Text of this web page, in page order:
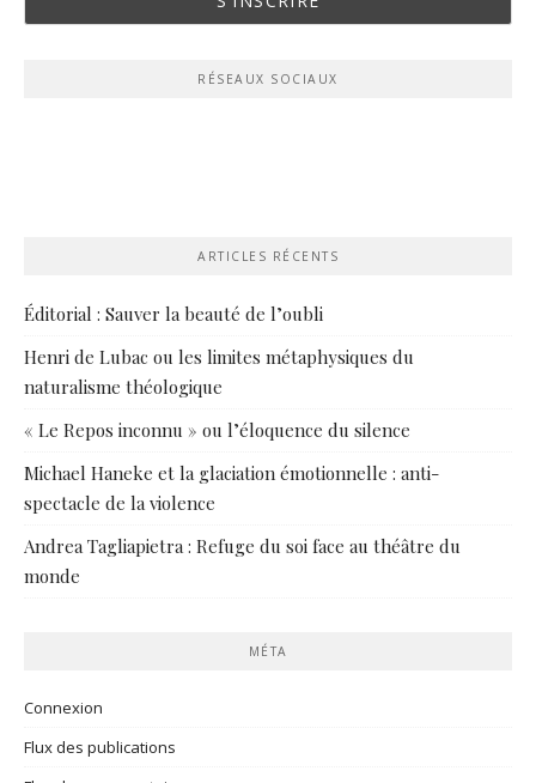
RÉSEAUX SOCIAUX
ARTICLES RÉCENTS
Éditorial : Sauver la beauté de l’oubli
Henri de Lubac ou les limites métaphysiques du
naturalisme théologique
« Le Repos inconnu » ou l’éloquence du silence
Michael Haneke et la glaciation émotionnelle : anti-
spectacle de la violence
Andrea Tagliapietra : Refuge du soi face au théâtre du
monde
MÉTA
Connexion
Flux des publications